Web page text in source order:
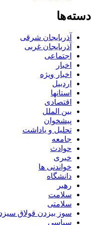
دسته‌ها
آذربایجان شرقی
آذربایجان غربی
اجتماعی
اخبار
اخبار ویژه
اردبیل
استانها
اقتصادی
بین الملل
پیشخوان
تحلیل و یاداشت
جامعه
حوادث
خبری
خواندنی ها
دانشگاه
رهبر
سلامت
سلامتی
سوز بیزدن قولاق
سیاسی